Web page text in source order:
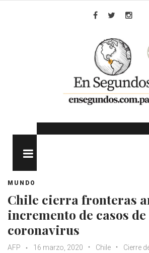
MUNDO
Chile cierra fronteras
incremento de casos de
coronavirus
AFP 16 marzo, 2020 Chile
Cierre